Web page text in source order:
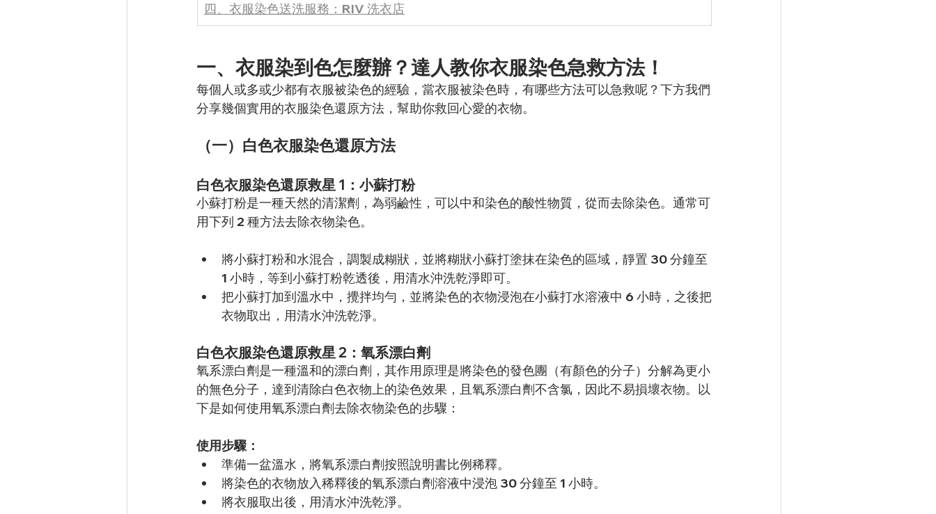
四、衣服染色送洗服務：RIV 洗衣店
一、衣服染到色怎麼辦？達人教你衣服染色急救方法！
每個人或多或少都有衣服被染色的經驗，當衣服被染色時，有哪些方法可以急救呢？下方我們
分享幾個實用的衣服染色還原方法，幫助你救回心愛的衣物。
（一）白色衣服染色還原方法
白色衣服染色還原救星 1：小蘇打粉
小蘇打粉是一種天然的清潔劑，為弱鹼性，可以中和染色的酸性物質，從而去除染色。通常可
用下列 2 種方法去除衣物染色。
將小蘇打粉和水混合，調製成糊狀，並將糊狀小蘇打塗抹在染色的區域，靜置 30 分鐘至
1 小時，等到小蘇打粉乾透後，用清水沖洗乾淨即可。
把小蘇打加到溫水中，攪拌均勻，並將染色的衣物浸泡在小蘇打水溶液中 6 小時，之後把
衣物取出，用清水沖洗乾淨。
白色衣服染色還原救星 2：氧系漂白劑
氧系漂白劑是一種溫和的漂白劑，其作用原理是將染色的發色團（有顏色的分子）分解為更小
的無色分子，達到清除白色衣物上的染色效果，且氧系漂白劑不含氯，因此不易損壞衣物。以
下是如何使用氧系漂白劑去除衣物染色的步驟：
使用步驟：
準備一盆溫水，將氧系漂白劑按照說明書比例稀釋。
將染色的衣物放入稀釋後的氧系漂白劑溶液中浸泡 30 分鐘至 1 小時。
將衣服取出後，用清水沖洗乾淨。